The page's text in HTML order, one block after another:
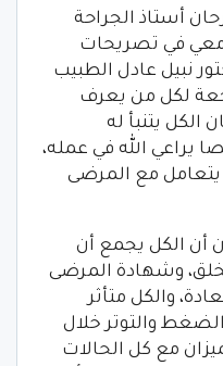
أستاذ الجراحة
في تصريحات
نبيل عادل الطبيب
لكل من يعرف
الكل يتنبأ له
يراعي الله في عمله،
مع المرضى
أن الكل يجمع أن
وشهادة المرضى
والكل متأثر
والتوتر خلال
مع كل الحالات